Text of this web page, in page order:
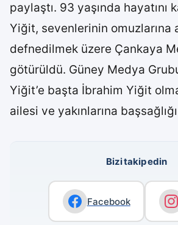
paylaştı. 93 yaşında hayatını
Yiğit, sevenlerinin omuzlarına
defnedilmek üzere Çankaya
götürüldü. Güney Medya
Yiğit’e başta İbrahim Yiğit
ailesi ve yakınlarına
Bizi takip edin
Facebook